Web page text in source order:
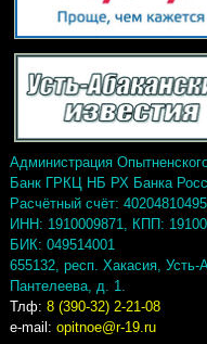
Администрация
Банк ГРКЦ НБ РХ Банка
Расчётный счёт:
ИНН: 1910009871, КПП:
БИК: 049514001
655132, респ. Хакасия, Усть-
Пантелеева, д. 1.
Тлф: 8 (390-32) 2-21-08
e-mail: opitnoe@r-19.ru